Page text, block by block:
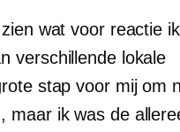
wat voor reactie
verschillende lokale
stap voor mij om
maar ik was de